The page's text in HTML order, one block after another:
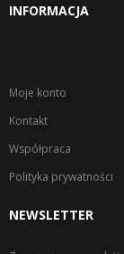
INFORMACJA
Moje konto
Kontakt
Współpraca
Polityka prywatności
NEWSLETTER